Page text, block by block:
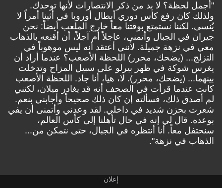
"أجمل لحظة؟ لا بد من ذكر الانتصارات لأنها توحدك.
ولذلك كان رفع كأس دوري أبطال أوروبا في أثينا أمراً لا
يُنسى. لكننا نستمتع بوقتنا معاً خارج الملعب أيضاً: نحن
جيران في الجبال وأتمنى، عاجلاً أم آجلاً، أن أقنعه بالذهاب
معي في نزهة جميلة. لأنني أعتقد أنه ليس موهوباً في
التزلج... (يضحك، محرر) اللحظة الأصعب؟ عندما أراد أن
يغرس شوكة في ظهر بيرلو على سبيل المزاح وتدخلت
بينهما... (يضحك، محرر). لا، هيا، أنا جاد. اللحظة الأصعب
كانت عندما قرأت في الصحف أنه قد يغادر ميلان، لكنني
لم أصدق ذلك، فسألته إن كان ذلك صحيحاً وأجابني بنعم.
شعرت بحزن شديد في داخلي. لقد وعدني وأتمنى أن يفي
بوعده. قال لي إنه في حال تأهلنا إلى كأس العالم،
سنحتفل معاً. أنا أنتظره في الجبال، حتى نتمكن من...
الذهاب في نزهة".